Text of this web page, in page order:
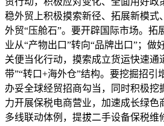
稳外贸上积极摸索新径、拓展新模式
外贸“压舱石”。要开辟国际市场。拓
业从“产物出口”转向“品牌出口”；做
关便当化行动，摸索成立货运快速通
带”“转口+海外仓”结构。要挖掘招引
办妥全球经贸招商勾当，同时积极挖
力开展保税电商营业，加速成长绿色
多线联动体例，提拔二手设备保税维